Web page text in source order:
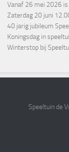
Vanaf 26 mei 2026
Zaterdag 20 juni
40 jarig jubileum
Koningsdag in
Winterstop bij
Speeltuin de